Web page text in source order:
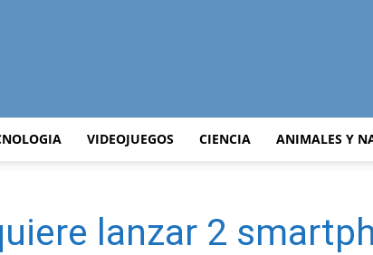
VIDEOJUEGOS CIENCIA ANIMALES Y
lanzar 2